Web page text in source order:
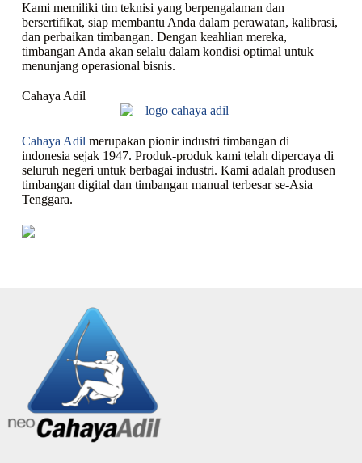
Kami memiliki tim teknisi yang berpengalaman dan
bersertifikat, siap membantu Anda dalam perawatan, kalibrasi,
dan perbaikan timbangan. Dengan keahlian mereka,
timbangan Anda akan selalu dalam kondisi optimal untuk
menunjang operasional bisnis.
Cahaya Adil
Cahaya Adilmerupakan pionir industri timbangan di
indonesia sejak 1947. Produk-produk kami telah dipercaya di
seluruh negeri untuk berbagai industri. Kami adalah produsen
timbangan digital dan timbangan manual terbesar se-Asia
Tenggara.